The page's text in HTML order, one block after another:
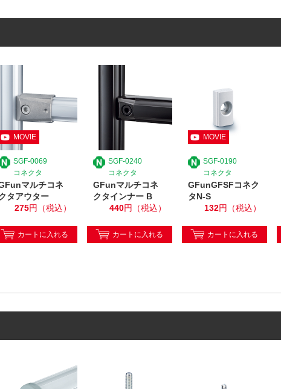
SGF-0069
コネクタ
マルチコネ
タアウター
275円（税込）
カートに入れる
SGF-0240
コネクタ
GFunマルチコネ
クタインナー B
440円（税込）
カートに入れる
SGF-0190
コネクタ
GFunGFSFコネク
タN-S
132円（税込）
カートに入れる